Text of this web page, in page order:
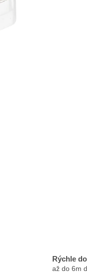
Rýchle
až do 6m